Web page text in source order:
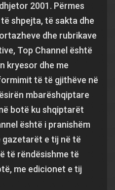
2001. Përmes
shpejta, të sakta dhe
dhe rubrikave
Top Channel është
kryesor dhe me
të të gjithëve në
mbarëshqiptare
botë ku shqiptarët
është i pranishëm
gazetarët e tij në të
të rëndësishme të
me edicionet e tij